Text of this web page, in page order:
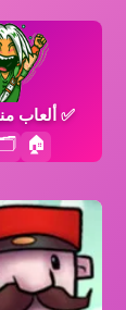
✅ألعاب
🏠